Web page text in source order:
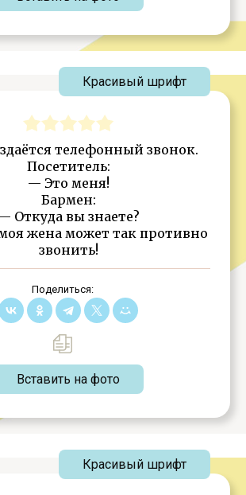
телефонный звонок.
Посетитель:
— Это меня!
Бармен:
Откуда вы знаете?
жена может так противно
звонить!
Поделиться:
Вставить на фото
Красивый шрифт
Красивый шрифт